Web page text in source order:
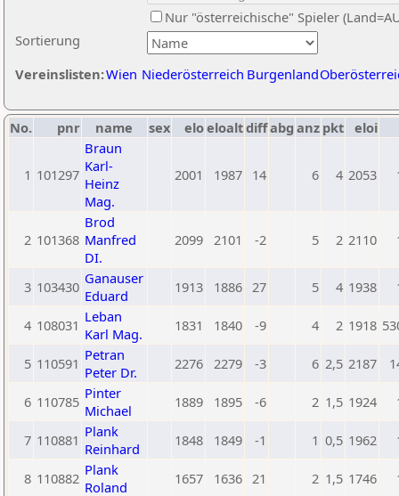
Sortierung
Nur "österreichische" Spieler
Vereinslisten:Wien Niederösterreich Burgenland
No. pnr name sex eloeloaltdiffabg anz pkt eloi
1 101297
Braun
Karl-
Heinz
Mag.
2001 1987 14 6 4 2053
2 101368
Brod
Manfred
DI.
2099 2101 -2 5 2 2110
3 103430 Ganauser
Eduard
1913 1886 27 5 4 1938
4 108031 Leban
Karl Mag.
1831 1840 -9 4 2 1918
5 110591 Petran
Peter Dr.
2276 2279 -3 6 2,5 2187
6 110785 Pinter
Michael
1889 1895 -6 2 1,5 1924
7 110881 Plank
Reinhard
1848 1849 -1 1 0,5 1962
8 110882 Plank
Roland
1657 1636 21 2 1,5 1746